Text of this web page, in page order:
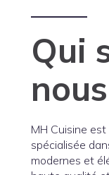
Qui
MH Cuisine
spécialisée
modernes et